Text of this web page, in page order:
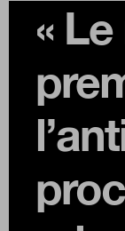
Thèmes
Numéros
«